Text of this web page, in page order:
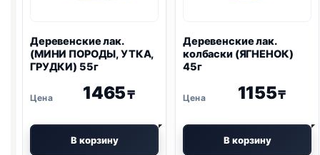
Деревенские лак.
(МИНИ ПОРОДЫ, УТКА,
ГРУДКИ) 55г
1465₸
В корзину
Деревенские лак.
колбаски (ЯГНЕНОК)
45г
1155₸
В корзину